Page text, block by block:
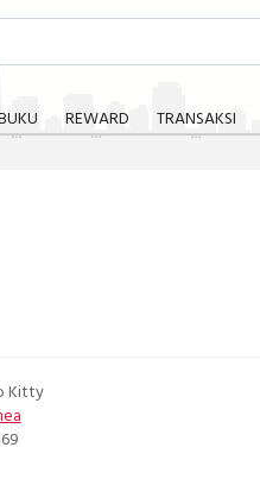
REWARD TRANSAKSI
Kitty